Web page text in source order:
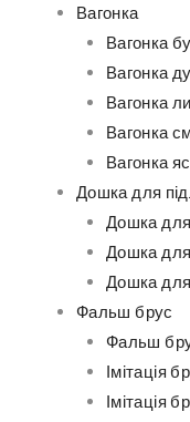
Вагонка
Вагонка
Вагонка
Вагонка
Вагонка
Вагонка
Дошка для
Дошка для
Дошка для
Дошка для
Фальш брус
Фальш
Імітація
Імітація